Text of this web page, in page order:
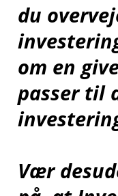
du
om en
passer til
Vær